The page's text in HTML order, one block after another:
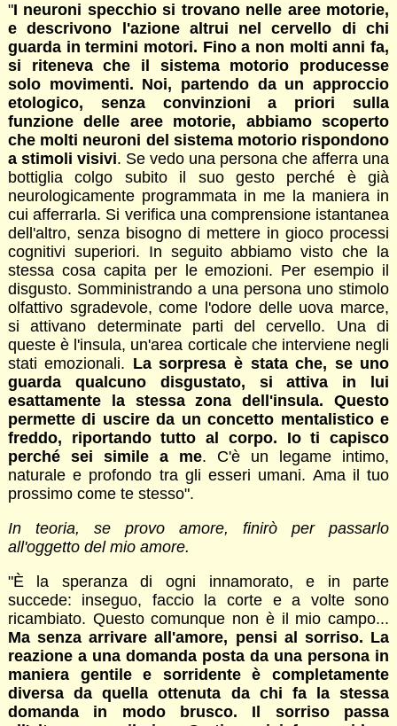
"I neuroni specchio si trovano nelle aree motorie,
e descrivono l'azione altrui nel cervello di chi
guarda in termini motori. Fino a non molti anni fa,
si riteneva che il sistema motorio producesse
solo movimenti. Noi, partendo da un approccio
etologico, senza convinzioni a priori sulla
funzione delle aree motorie, abbiamo scoperto
che molti neuroni del sistema motorio rispondono
a stimoli visivi. Se vedo una persona che afferra una
bottiglia colgo subito il suo gesto perché è già
neurologicamente programmata in me la maniera in
cui afferrarla. Si verifica una comprensione istantanea
dell'altro, senza bisogno di mettere in gioco processi
cognitivi superiori. In seguito abbiamo visto che la
stessa cosa capita per le emozioni. Per esempio il
disgusto. Somministrando a una persona uno stimolo
olfattivo sgradevole, come l'odore delle uova marce,
si attivano determinate parti del cervello. Una di
queste è l'insula, un'area corticale che interviene negli
stati emozionali. La sorpresa è stata che, se uno
guarda qualcuno disgustato, si attiva in lui
esattamente la stessa zona dell'insula. Questo
permette di uscire da un concetto mentalistico e
freddo, riportando tutto al corpo. Io ti capisco
perché sei simile a me. C'è un legame intimo,
naturale e profondo tra gli esseri umani. Ama il tuo
prossimo come te stesso".
In teoria, se provo amore, finirò per passarlo
all'oggetto del mio amore.
"È la speranza di ogni innamorato, e in parte
succede: inseguo, faccio la corte e a volte sono
ricambiato. Questo comunque non è il mio campo...
Ma senza arrivare all'amore, pensi al sorriso. La
reazione a una domanda posta da una persona in
maniera gentile e sorridente è completamente
diversa da quella ottenuta da chi fa la stessa
domanda in modo brusco. Il sorriso passa